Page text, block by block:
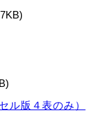
ル版４表のみ ）